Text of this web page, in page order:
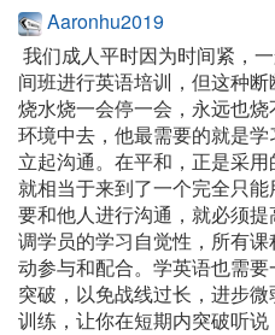
Aaronhu2019
我们成人平时因为时间紧，
间班进行英语培训，但这种
烧水烧一会停一会，永远也
环境中去，他最需要的就是
立起沟通。在平和，正是采
就相当于来到了一个完全只
要和他人进行沟通，就必须
调学员的学习自觉性，所有
动参与和配合。学英语也需
突破，以免战线过长，进步微
训练，让你在短期内突破听说